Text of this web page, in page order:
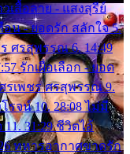
เสื้อลาย - แสงสุรีย์
อน - ยอดรัก สลักใจ 5.
ศรสุพรรณ 6. 14:49
รักเผื่อเลือก - ยอด
รเพชร ศรสุพรรณ 9.
รจน์ 10. 28:08 ไม่มี
31:29 ชีวิตไอ้
ทหารอากาศขาดรัก